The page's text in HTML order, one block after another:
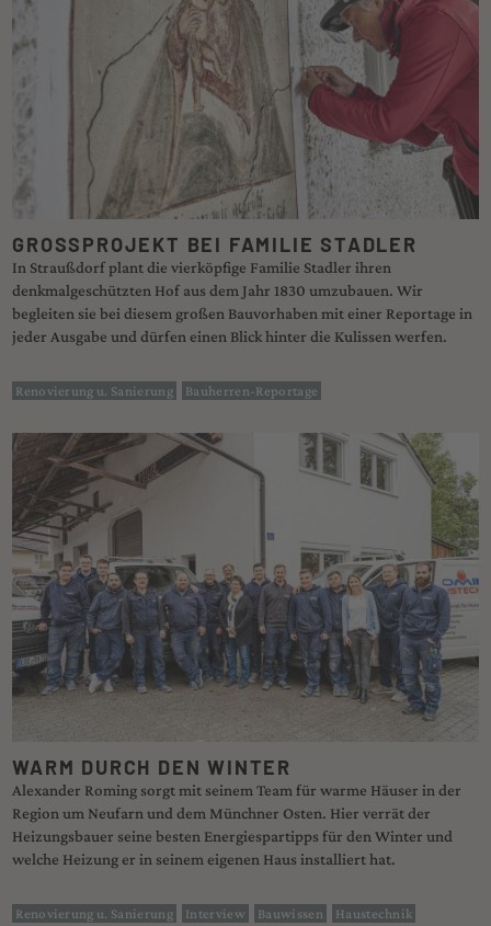
GROSSPROJEKT BEI FAMILIE STADLER
In Straußdorf plant die vierköpfige Familie Stadler ihren
denkmalgeschützten Hof aus dem Jahr 1830 umzubauen. Wir
begleiten sie bei diesem großen Bauvorhaben mit einer Reportage in
jeder Ausgabe und dürfen einen Blick hinter die Kulissen werfen.
Renovierung u. Sanierung Bauherren-Reportage
WARM DURCH DEN WINTER
Alexander Roming sorgt mit seinem Team für warme Häuser in der
Region um Neufarn und dem Münchner Osten. Hier verrät der
Heizungsbauer seine besten Energiespartipps für den Winter und
welche Heizung er in seinem eigenen Haus installiert hat.
Renovierung u. Sanierung Interview Bauwissen Haustechnik